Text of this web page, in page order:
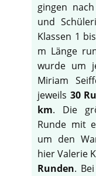
gingen
und
Klassen 1
m Länge
wurde um
Miriam
jeweils 30
km. Die
Runde mit
um den
hier Valerie
Runden.